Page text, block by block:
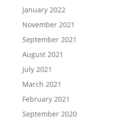
January 2022
November 2021
September 2021
August 2021
July 2021
March 2021
February 2021
September 2020